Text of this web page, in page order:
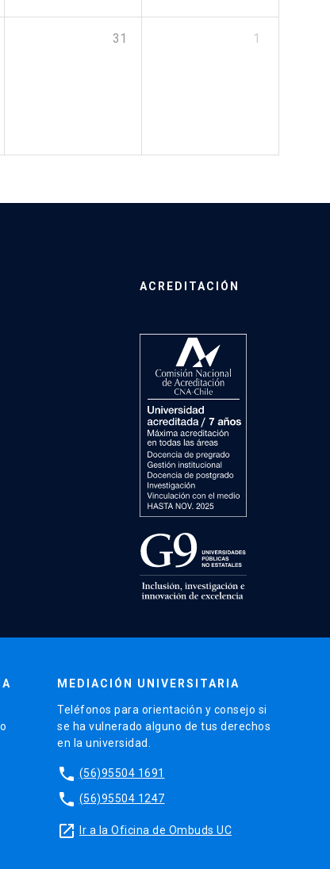
31 1
ACREDITACIÓN
MEDIACIÓN UNIVERSITARIA
Teléfonos para orientación y consejo si
se ha vulnerado alguno de tus derechos
en la universidad.
phone (56)95504 1691
phone (56)95504 1247
launch Ir a la Oficina de Ombuds UC